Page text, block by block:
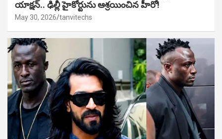
యాక్షన్.. ఢిల్లీ హైకోర్టును ఆశ్రయించిన హీరో!
May 30, 2026 tanvitechs